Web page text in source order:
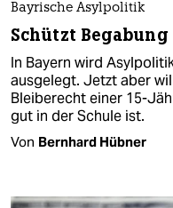
Bayrische Asylpolitik
Schützt
In Bayern wird
ausgelegt. Jetzt aber
Bleiberecht einer 15-
gut in der Schule ist.
Von Bernhard Hübner